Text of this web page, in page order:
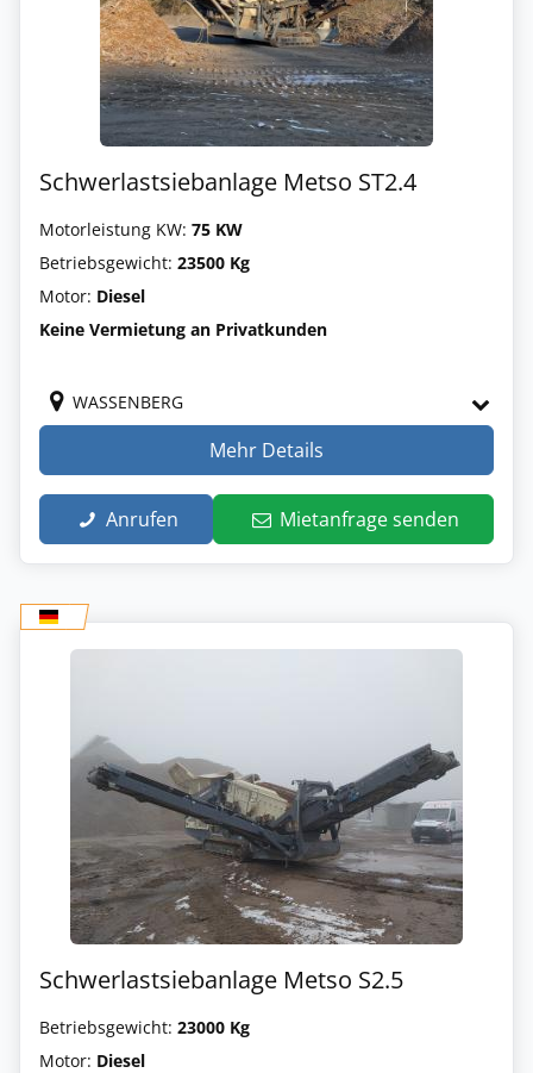
Schwerlastsiebanlage Metso ST2.4
Motorleistung KW: 75 KW
Betriebsgewicht: 23500 Kg
Motor: Diesel
Keine Vermietung an Privatkunden
WASSENBERG
Mehr Details
Anrufen Mietanfrage senden
Schwerlastsiebanlage Metso S2.5
Betriebsgewicht: 23000 Kg
Motor: Diesel